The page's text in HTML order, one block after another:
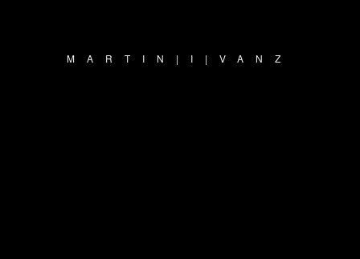
MARTIN|I|VANZ